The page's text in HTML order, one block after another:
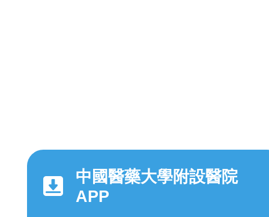
中國醫藥大學附設醫院
APP